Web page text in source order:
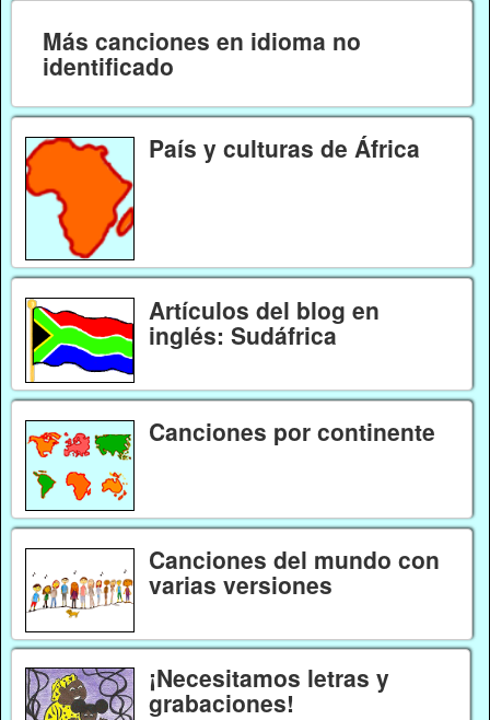
Más canciones en idioma no
identificado
País y culturas de África
Artículos del blog en
inglés: Sudáfrica
Canciones por continente
Canciones del mundo con
varias versiones
¡Necesitamos letras y
grabaciones!